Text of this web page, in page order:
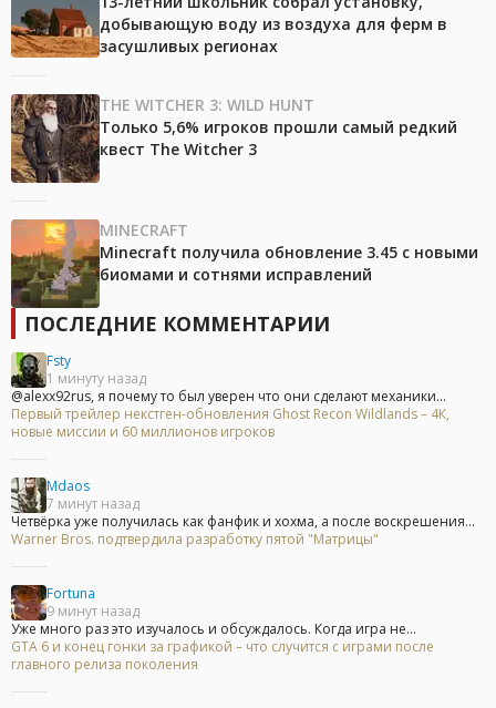
добывающую воду из воздуха для ферм в
засушливых регионах
THE WITCHER 3: WILD HUNT
Только 5,6% игроков прошли самый редкий
квест The Witcher 3
MINECRAFT
Minecraft получила обновление 3.45 с новыми
биомами и сотнями исправлений
ПОСЛЕДНИЕ КОММЕНТАРИИ
Fsty
1 минуту назад
@alexx92rus, я почему то был уверен что они сделают механики...
Первый трейлер некстген-обновления Ghost Recon Wildlands – 4К,
новые миссии и 60 миллионов игроков
Mdaos
7 минут назад
Четвёрка уже получилась как фанфик и хохма, а после воскрешения...
Warner Bros. подтвердила разработку пятой "Матрицы"
Fortuna
9 минут назад
Уже много раз это изучалось и обсуждалось. Когда игра не...
GTA 6 и конец гонки за графикой – что случится с играми после
главного релиза поколения